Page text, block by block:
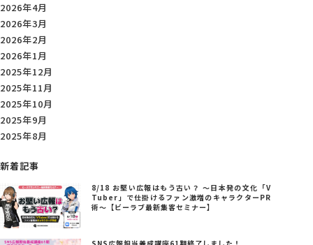
2026年4月
2026年3月
2026年2月
2026年1月
2025年12月
2025年11月
2025年10月
2025年9月
2025年8月
新着記事
8/18 お堅い広報はもう古い？ ～日本発の文化「V
Tuber」で仕掛けるファン激増のキャラクターPR
術～【ビーラブ最新集客セミナー】